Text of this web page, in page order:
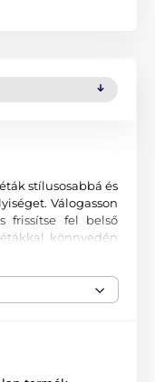
stílusosabbá és
Válogasson
frissítse fel belső
könnyedén
korszerű UV-led